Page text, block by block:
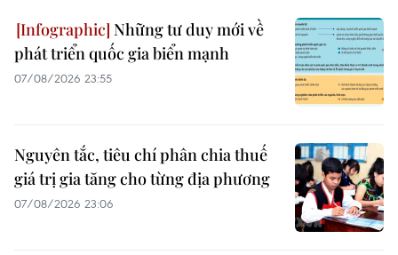
Những tư duy mới về
phát triển quốc gia biển mạnh
07/08/2026 23:55
Nguyên tắc, tiêu chí phân chia thuế
giá trị gia tăng cho từng địa phương
07/08/2026 23:06